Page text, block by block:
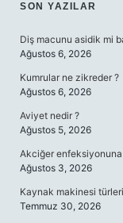
SON YAZILAR
Diş macunu asidik mi
Ağustos 6, 2026
Kumrular ne zikreder ?
Ağustos 6, 2026
Aviyet nedir ?
Ağustos 5, 2026
Akciğer
Ağustos 3, 2026
Kaynak makinesi
Temmuz 30, 2026